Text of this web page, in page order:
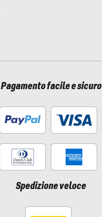
Pagamento facile e sicuro
Spedizione veloce